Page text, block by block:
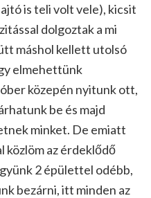
is teli volt vele), kicsit
dolgoztak a mi
máshol kellett utolsó
elmehettünk
közepén nyitunk ott,
be és majd
minket. De emiatt
közlöm az érdeklődő
2 épülettel odébb,
bezárni, itt minden az